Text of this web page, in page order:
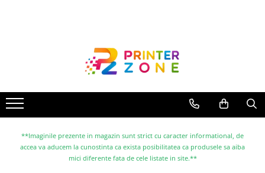
Imprimante cu jet
Multifunctionale laser
Multifunctionale cu jet
Imprimante etichete
**Imaginile prezente in magazin sunt strict cu caracter informational, de
accea va aducem la cunostinta ca exista posibilitatea ca produsele sa aiba
mici diferente fata de cele listate in site.**